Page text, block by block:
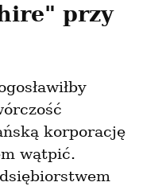
przy
korporację
wątpić.